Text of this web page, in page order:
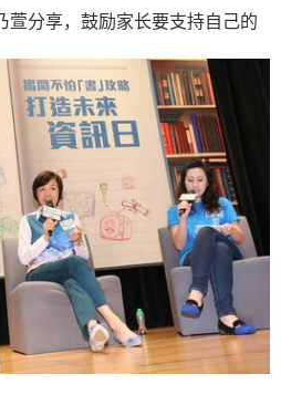
萱分享，鼓励家长要支持自己的